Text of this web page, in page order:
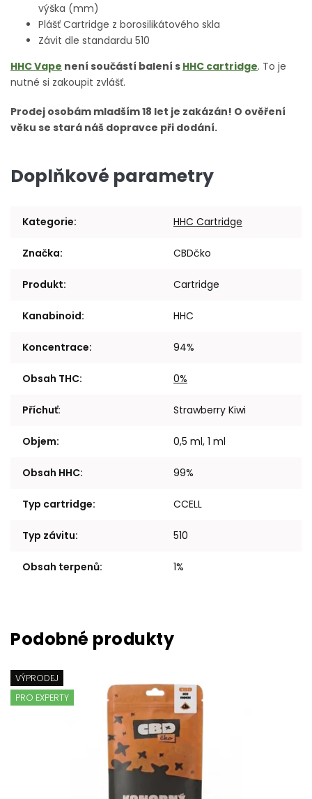
výška (mm)
Plášť Cartridge z borosilikátového skla
Závit dle standardu 510
HHC Vape není součástí balení s HHC cartridge. To je
nutné si zakoupit zvlášť.
Prodej osobám mladším 18 let je zakázán! O ověření
věku se stará náš dopravce při dodání.
Doplňkové parametry
Kategorie: HHC Cartridge
Značka: CBDčko
Produkt: Cartridge
Kanabinoid: HHC
Koncentrace: 94%
Obsah THC: 0%
Příchuť: Strawberry Kiwi
Objem: 0,5 ml, 1 ml
Obsah HHC: 99%
Typ cartridge: CCELL
Typ závitu: 510
Obsah terpenů: 1%
VÝPRODEJ
PRO EXPERTY